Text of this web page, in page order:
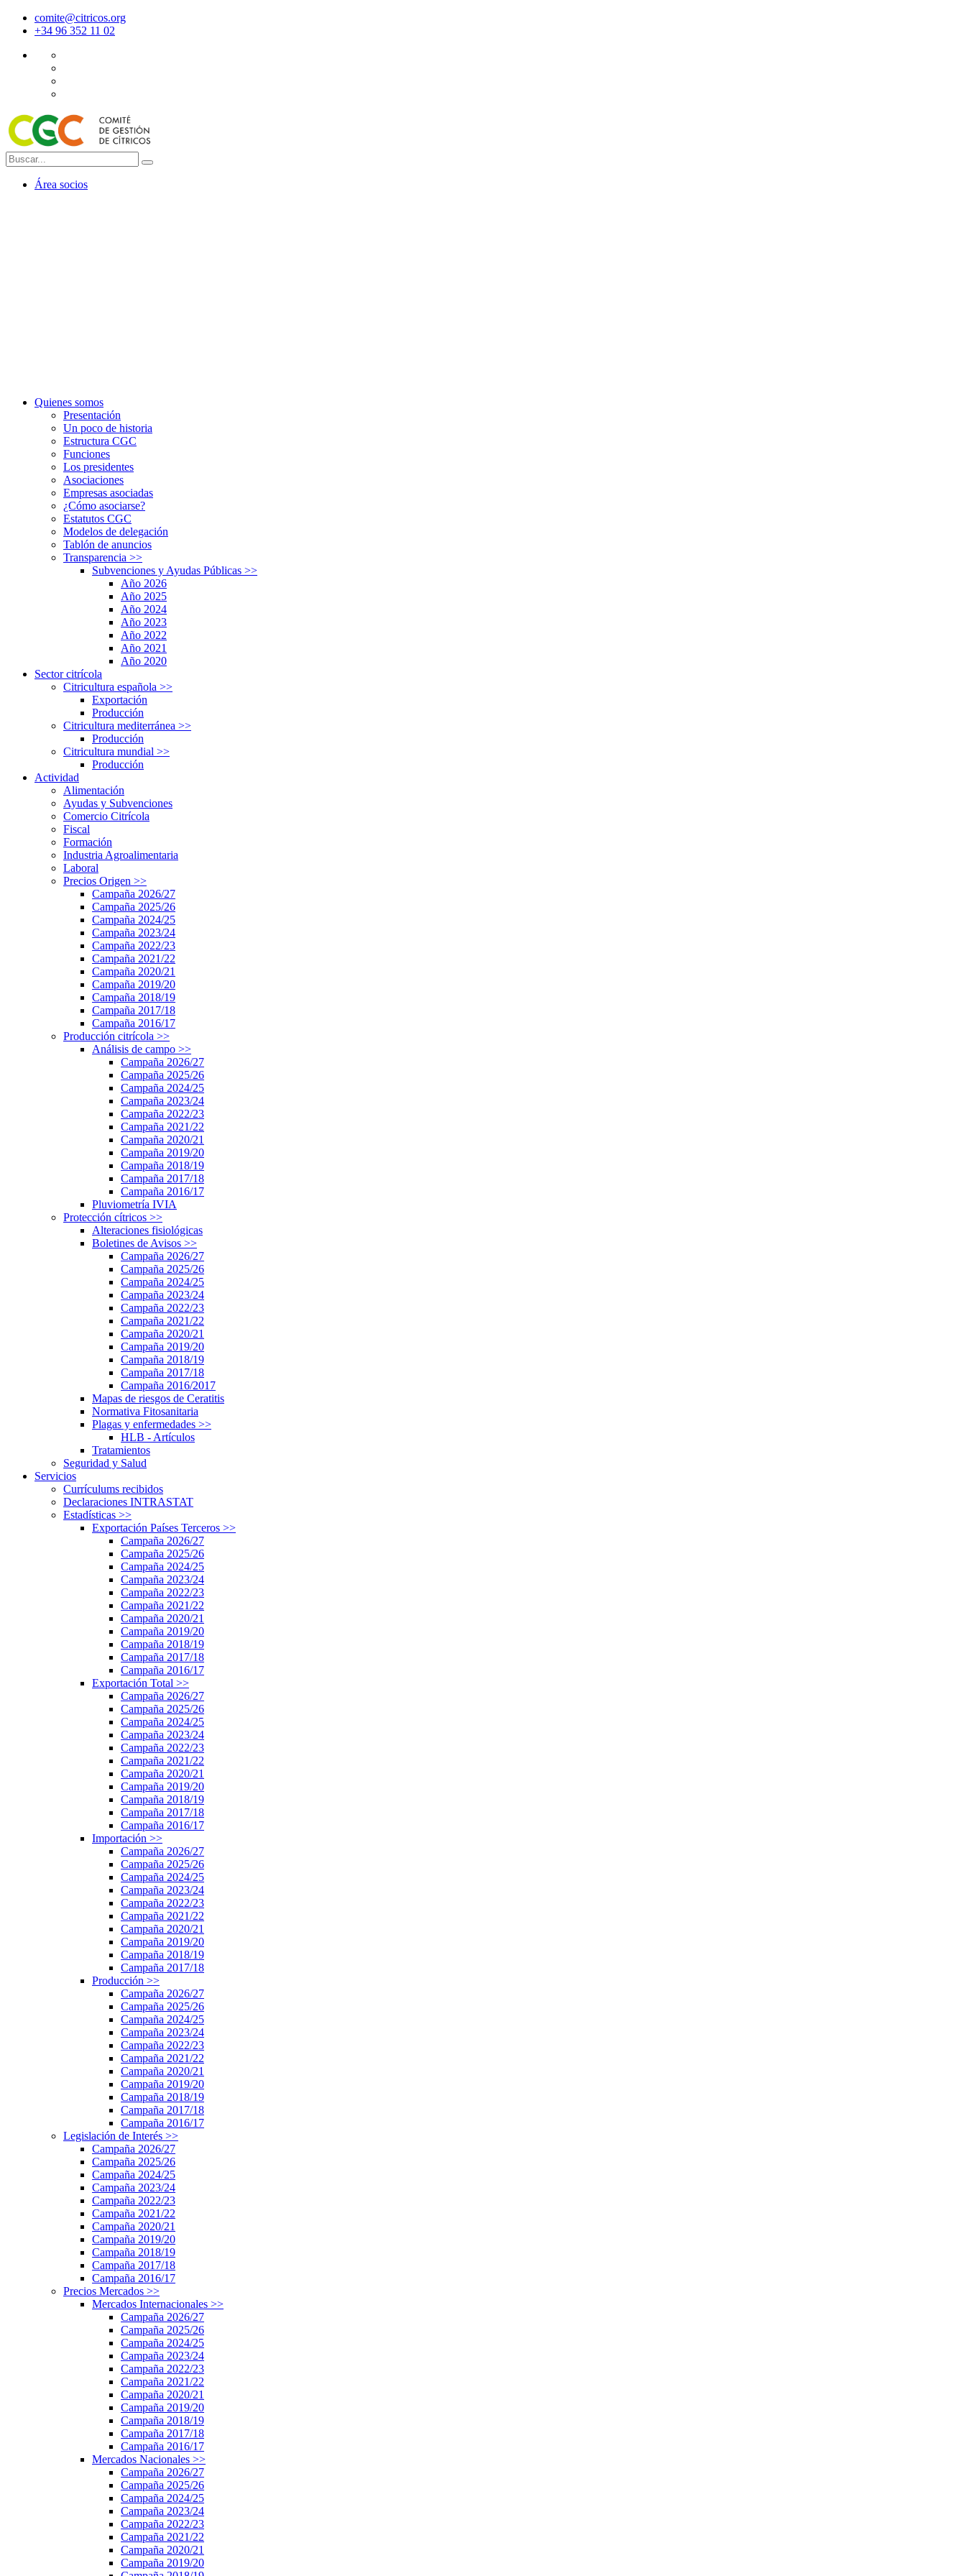
comite@citricos.org
+34 96 352 11 02
Área socios
Quienes somos
Presentación
Un poco de historia
Estructura CGC
Funciones
Los presidentes
Asociaciones
Empresas asociadas
¿Cómo asociarse?
Estatutos CGC
Modelos de delegación
Tablón de anuncios
Transparencia >>
Subvenciones y Ayudas Públicas >>
Año 2026
Año 2025
Año 2024
Año 2023
Año 2022
Año 2021
Año 2020
Sector citrícola
Citricultura española >>
Exportación
Producción
Citricultura mediterránea >>
Producción
Citricultura mundial >>
Producción
Actividad
Alimentación
Ayudas y Subvenciones
Comercio Citrícola
Fiscal
Formación
Industria Agroalimentaria
Laboral
Precios Origen >>
Campaña 2026/27
Campaña 2025/26
Campaña 2024/25
Campaña 2023/24
Campaña 2022/23
Campaña 2021/22
Campaña 2020/21
Campaña 2019/20
Campaña 2018/19
Campaña 2017/18
Campaña 2016/17
Producción citrícola >>
Análisis de campo >>
Campaña 2026/27
Campaña 2025/26
Campaña 2024/25
Campaña 2023/24
Campaña 2022/23
Campaña 2021/22
Campaña 2020/21
Campaña 2019/20
Campaña 2018/19
Campaña 2017/18
Campaña 2016/17
Pluviometría IVIA
Protección cítricos >>
Alteraciones fisiológicas
Boletines de Avisos >>
Campaña 2026/27
Campaña 2025/26
Campaña 2024/25
Campaña 2023/24
Campaña 2022/23
Campaña 2021/22
Campaña 2020/21
Campaña 2019/20
Campaña 2018/19
Campaña 2017/18
Campaña 2016/2017
Mapas de riesgos de Ceratitis
Normativa Fitosanitaria
Plagas y enfermedades >>
HLB - Artículos
Tratamientos
Seguridad y Salud
Servicios
Currículums recibidos
Declaraciones INTRASTAT
Estadísticas >>
Exportación Países Terceros >>
Campaña 2026/27
Campaña 2025/26
Campaña 2024/25
Campaña 2023/24
Campaña 2022/23
Campaña 2021/22
Campaña 2020/21
Campaña 2019/20
Campaña 2018/19
Campaña 2017/18
Campaña 2016/17
Exportación Total >>
Campaña 2026/27
Campaña 2025/26
Campaña 2024/25
Campaña 2023/24
Campaña 2022/23
Campaña 2021/22
Campaña 2020/21
Campaña 2019/20
Campaña 2018/19
Campaña 2017/18
Campaña 2016/17
Importación >>
Campaña 2026/27
Campaña 2025/26
Campaña 2024/25
Campaña 2023/24
Campaña 2022/23
Campaña 2021/22
Campaña 2020/21
Campaña 2019/20
Campaña 2018/19
Campaña 2017/18
Producción >>
Campaña 2026/27
Campaña 2025/26
Campaña 2024/25
Campaña 2023/24
Campaña 2022/23
Campaña 2021/22
Campaña 2020/21
Campaña 2019/20
Campaña 2018/19
Campaña 2017/18
Campaña 2016/17
Legislación de Interés >>
Campaña 2026/27
Campaña 2025/26
Campaña 2024/25
Campaña 2023/24
Campaña 2022/23
Campaña 2021/22
Campaña 2020/21
Campaña 2019/20
Campaña 2018/19
Campaña 2017/18
Campaña 2016/17
Precios Mercados >>
Mercados Internacionales >>
Campaña 2026/27
Campaña 2025/26
Campaña 2024/25
Campaña 2023/24
Campaña 2022/23
Campaña 2021/22
Campaña 2020/21
Campaña 2019/20
Campaña 2018/19
Campaña 2017/18
Campaña 2016/17
Mercados Nacionales >>
Campaña 2026/27
Campaña 2025/26
Campaña 2024/25
Campaña 2023/24
Campaña 2022/23
Campaña 2021/22
Campaña 2020/21
Campaña 2019/20